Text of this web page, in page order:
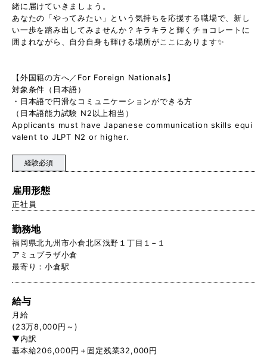
緒に届けていきましょう。
あなたの「やってみたい」という気持ちを応援する職場で、新し
い一歩を踏み出してみませんか？キラキラと輝くチョコレートに
囲まれながら、自分自身も輝ける場所がここにあります✨
【外国籍の方へ／For Foreign Nationals】
対象条件（日本語）
・日本語で円滑なコミュニケーションができる方
（日本語能力試験 N2以上相当）
Applicants must have Japanese communication skills equi
valent to JLPT N2 or higher.
経験必須
雇用形態
正社員
勤務地
福岡県北九州市小倉北区浅野１丁目１−１
アミュプラザ小倉
最寄り：小倉駅
給与
月給
(23万8,000円～)
▼内訳
基本給206,000円＋固定残業32,000円